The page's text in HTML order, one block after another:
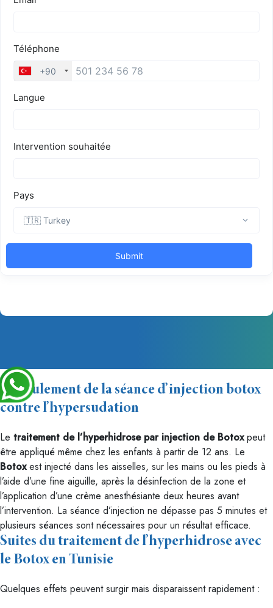
Déroulement de la séance d’injection botox
contre l’hypersudation
Le traitement de l’hyperhidrose par injection de Botoxpeut
être appliqué même chez les enfants à partir de 12 ans. Le
Botoxest injecté dans les aisselles, sur les mains ou les pieds à
l’aide d’une fine aiguille, après la désinfection de la zone et
l’application d’une crème anesthésiante deux heures avant
l’intervention. La séance d’injection ne dépasse pas 5 minutes et
plusieurs séances sont nécessaires pour un résultat efficace.
Suites du traitement de l’hyperhidrose avec
le Botox en Tunisie
Quelques effets peuvent surgir mais disparaissent rapidement :